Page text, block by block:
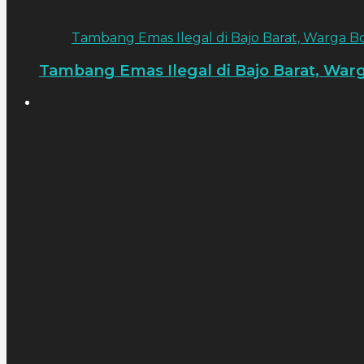
Tambang Emas Ilegal di Bajo Barat, Warga
Tambang Emas Ilegal di Bajo Barat,